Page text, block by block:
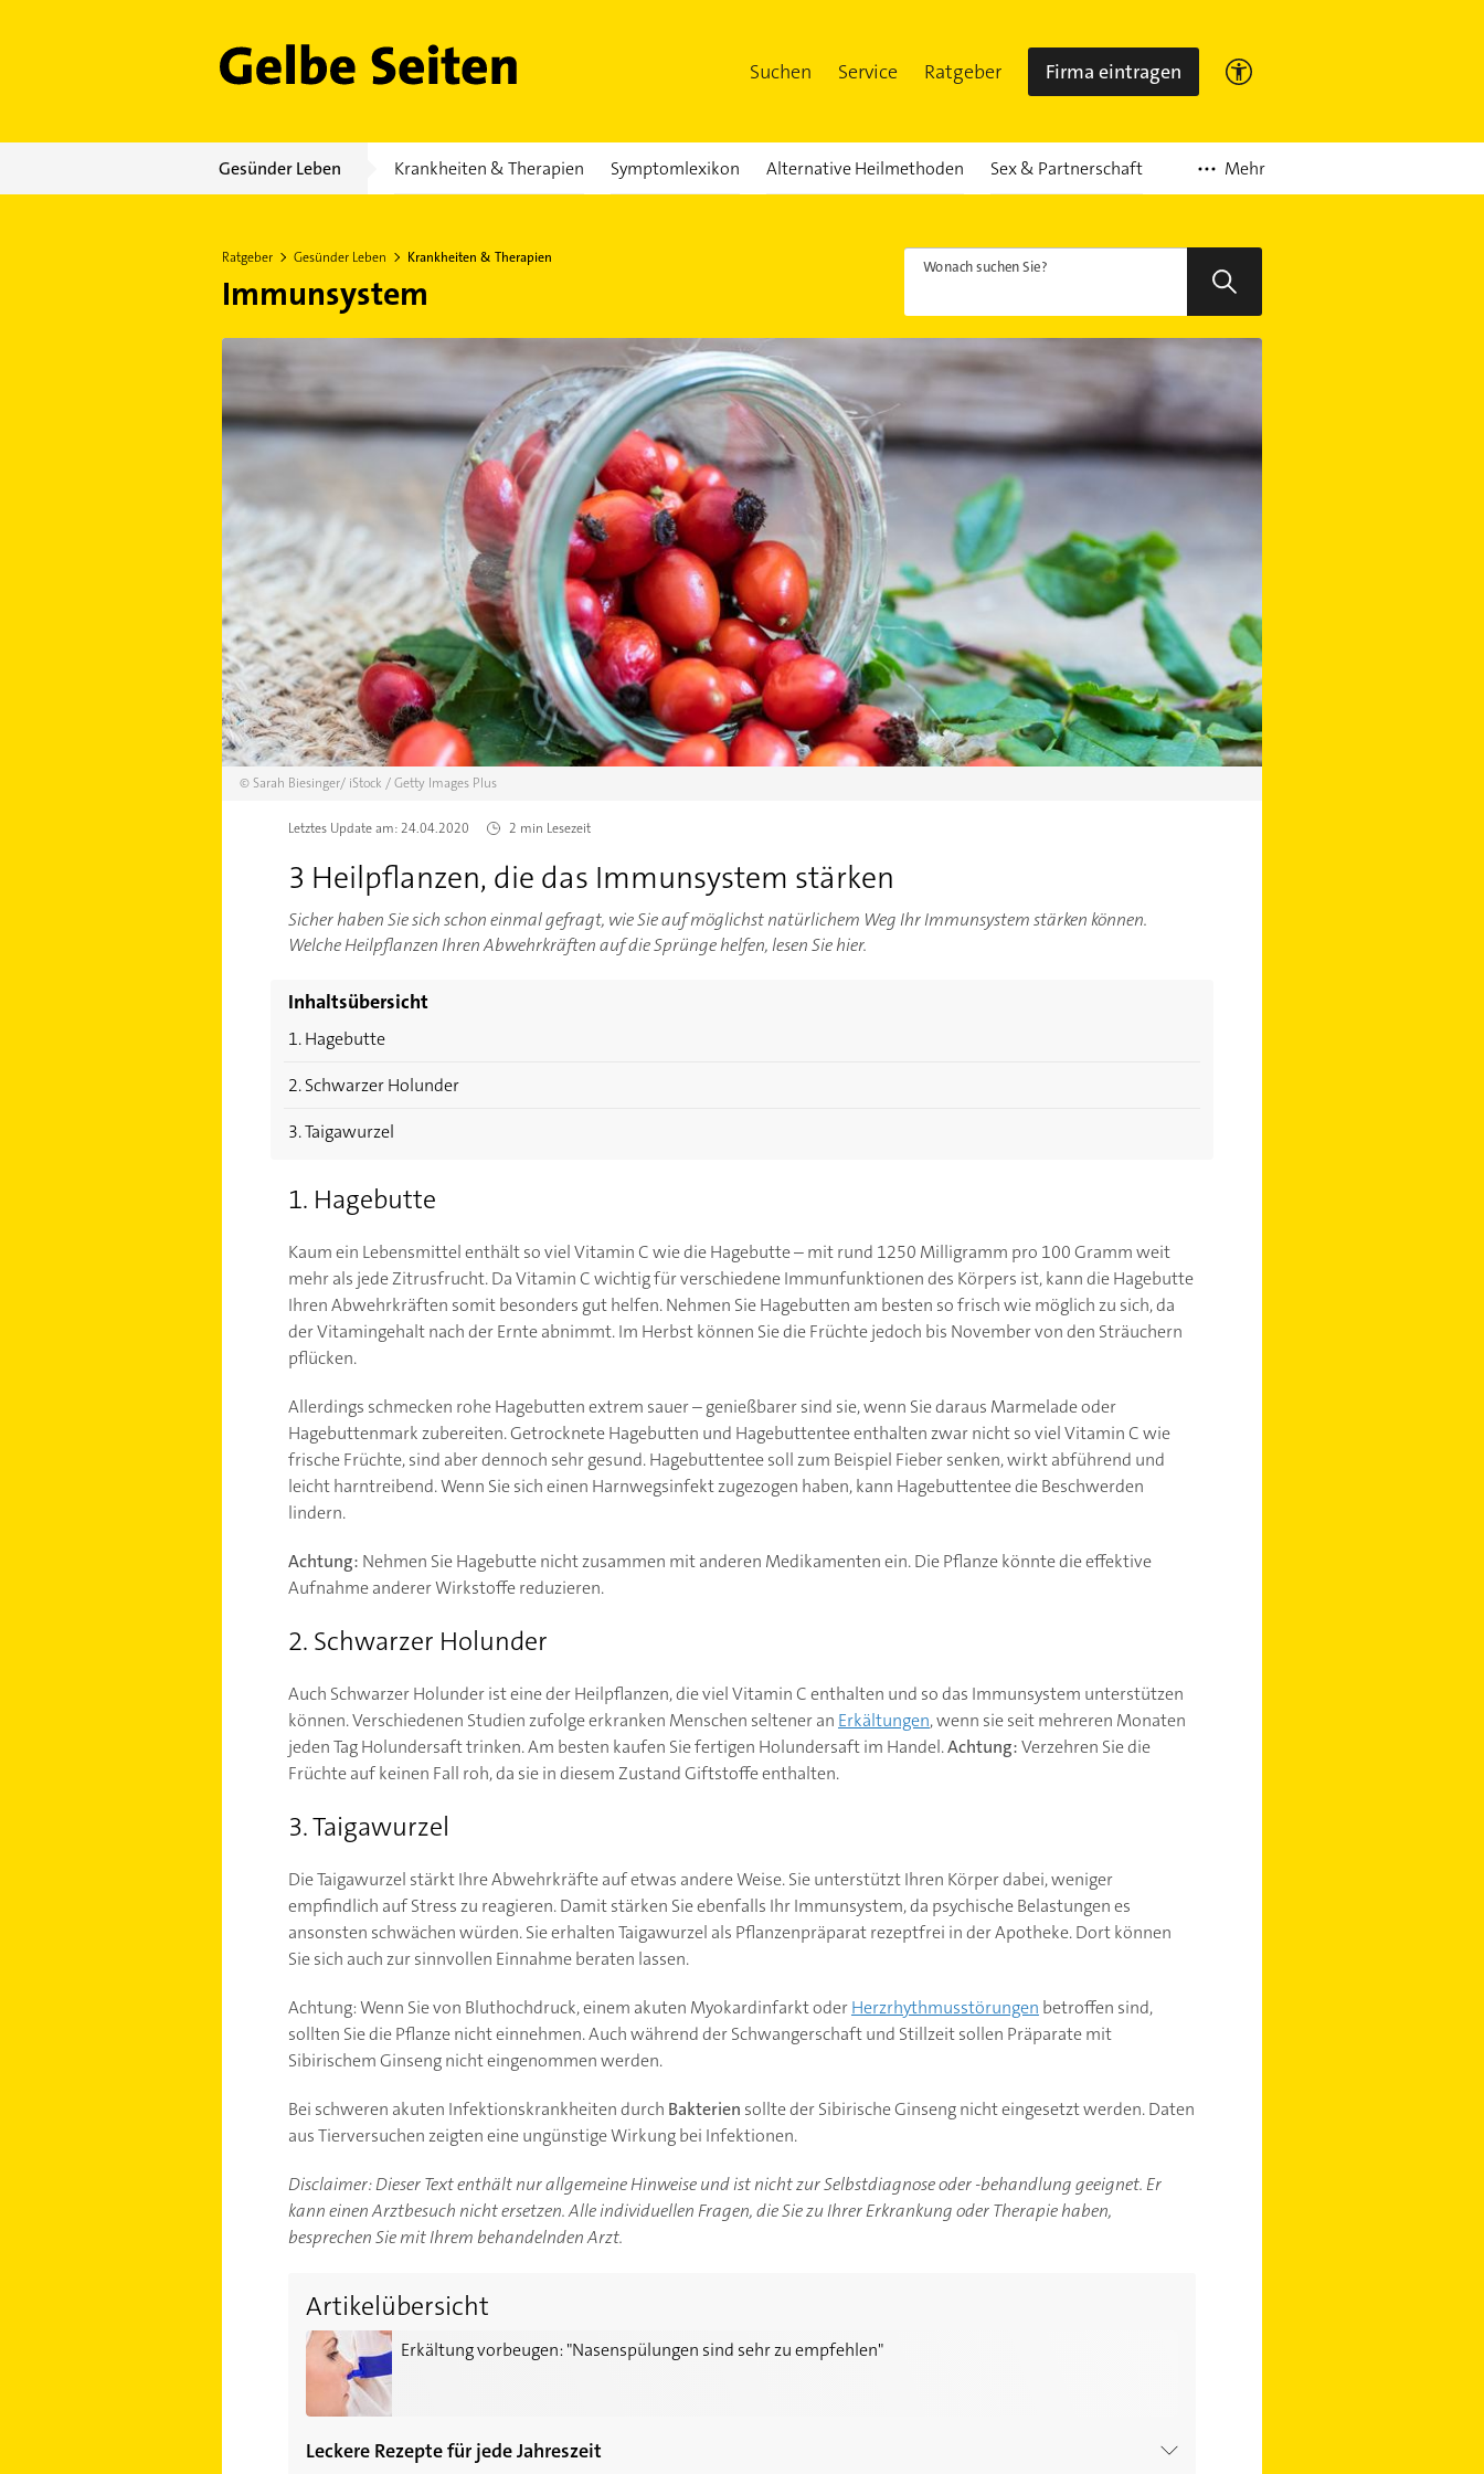
Gelbe Seiten Suchen Service Ratgeber Firma eintragen
Gesünder Leben Krankheiten & Therapien Symptomlexikon Alternative Heilmethoden Sex & Partnerschaft Mehr
Ratgeber Gesünder Leben Krankheiten & Therapien
Immunsystem
Wonach suchen Sie?
©Sarah Biesinger/ iStock / Getty Images Plus
Letztes Update am:24.04.2020 2 min Lesezeit
3 Heilpflanzen, die das Immunsystem stärken
Sicher haben Sie sich schon einmal gefragt, wie Sie auf möglichst natürlichem Weg Ihr Immunsystem stärken können.
Welche Heilpflanzen Ihren Abwehrkräften auf die Sprünge helfen, lesen Sie hier.
Inhaltsübersicht
1. Hagebutte
2. Schwarzer Holunder
3. Taigawurzel
1. Hagebutte
Kaum ein Lebensmittel enthält so viel Vitamin C wie die Hagebutte – mit rund 1250 Milligramm pro 100 Gramm weit
mehr als jede Zitrusfrucht. Da Vitamin C wichtig für verschiedene Immunfunktionen des Körpers ist, kann die Hagebutte
Ihren Abwehrkräften somit besonders gut helfen. Nehmen Sie Hagebutten am besten so frisch wie möglich zu sich, da
der Vitamingehalt nach der Ernte abnimmt. Im Herbst können Sie die Früchte jedoch bis November von den Sträuchern
pflücken.
Allerdings schmecken rohe Hagebutten extrem sauer – genießbarer sind sie, wenn Sie daraus Marmelade oder
Hagebuttenmark zubereiten. Getrocknete Hagebutten und Hagebuttentee enthalten zwar nicht so viel Vitamin C wie
frische Früchte, sind aber dennoch sehr gesund. Hagebuttentee soll zum Beispiel Fieber senken, wirkt abführend und
leicht harntreibend. Wenn Sie sich einen Harnwegsinfekt zugezogen haben, kann Hagebuttentee die Beschwerden
lindern.
Achtung: Nehmen Sie Hagebutte nicht zusammen mit anderen Medikamenten ein. Die Pflanze könnte die effektive
Aufnahme anderer Wirkstoffe reduzieren.
2. Schwarzer Holunder
Auch Schwarzer Holunder ist eine der Heilpflanzen, die viel Vitamin C enthalten und so das Immunsystem unterstützen
können. Verschiedenen Studien zufolge erkranken Menschen seltener an Erkältungen, wenn sie seit mehreren Monaten
jeden Tag Holundersaft trinken. Am besten kaufen Sie fertigen Holundersaft im Handel.Achtung:Verzehren Sie die
Früchte auf keinen Fall roh, da sie in diesem Zustand Giftstoffe enthalten.
3. Taigawurzel
Die Taigawurzel stärkt Ihre Abwehrkräfte auf etwas andere Weise. Sie unterstützt Ihren Körper dabei, weniger
empfindlich auf Stress zu reagieren. Damit stärken Sie ebenfalls Ihr Immunsystem, da psychische Belastungen es
ansonsten schwächen würden. Sie erhalten Taigawurzel als Pflanzenpräparat rezeptfrei in der Apotheke. Dort können
Sie sich auch zur sinnvollen Einnahme beraten lassen.
Achtung: Wenn Sie von Bluthochdruck, einem akuten Myokardinfarkt oderHerzrhythmusstörungen betroffen sind,
sollten Sie die Pflanze nicht einnehmen. Auch während der Schwangerschaft und Stillzeit sollen Präparate mit
Sibirischem Ginseng nicht eingenommen werden.
Bei schweren akuten Infektionskrankheiten durch Bakterien sollte der Sibirische Ginseng nicht eingesetzt werden. Daten
aus Tierversuchen zeigten eine ungünstige Wirkung bei Infektionen.
Disclaimer: Dieser Text enthält nur allgemeine Hinweise und ist nicht zur Selbstdiagnose oder -behandlung geeignet. Er
kann einen Arztbesuch nicht ersetzen. Alle individuellen Fragen, die Sie zu Ihrer Erkrankung oder Therapie haben,
besprechen Sie mit Ihrem behandelnden Arzt.
Artikelübersicht
Erkältung vorbeugen: "Nasenspülungen sind sehr zu empfehlen"
Erkältung vorbeugen: "Nasenspülungen sind sehr zu empfehlen"
Leckere Rezepte für jede Jahreszeit